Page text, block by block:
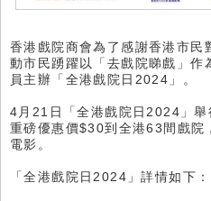
香港戲院商會為了感謝香港市民
動市民踴躍以「去戲院睇戲」作
員主辦「全港戲院日2024」。
4月21日「全港戲院日2024」
重磅優惠價$30到全港63間戲院
電影。
「全港戲院日2024」詳情如下：